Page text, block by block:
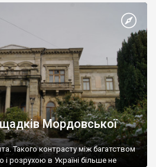
Мордовської
Такого контрасту між багатством
і розрухою в Україні більше не